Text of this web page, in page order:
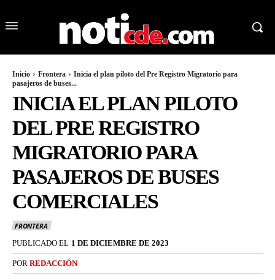
Inicio Frontera
Inicia el plan piloto del Pre Registro Migratorio para
pasajeros de buses...
INICIA EL PLAN PILOTO
DEL PRE REGISTRO
MIGRATORIO PARA
PASAJEROS DE BUSES
COMERCIALES
FRONTERA
PUBLICADO EL 1 DE DICIEMBRE DE 2023
POR REDACCIÓN